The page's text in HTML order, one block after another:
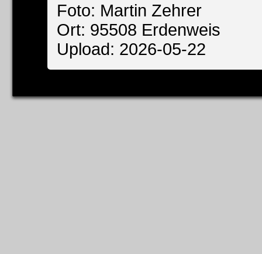
Foto: Martin Zehrer
Ort: 95508 Erdenweis
Upload: 2026-05-22